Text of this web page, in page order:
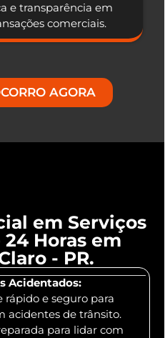
e transparência em
comerciais.
AGORA
em Serviços
Horas em
- PR.
Acidentados:
e seguro para
acidentes de trânsito.
para lidar com